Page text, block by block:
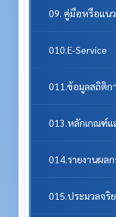
09. คู่มือหรือแน
010.E-Service
011.ข้อมูลสถิติก
013.หลักเกณฑ์
014.รายงานผ
015.ประมวลจริ